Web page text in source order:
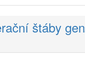
štáby